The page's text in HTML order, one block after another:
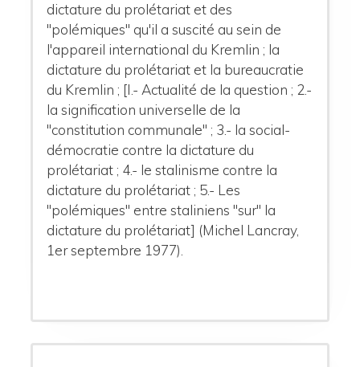
dictature du prolétariat et des
"polémiques" qu'il a suscité au sein de
l'appareil international du Kremlin ; la
dictature du prolétariat et la bureaucratie
du Kremlin ; [I.- Actualité de la question ; 2.-
la signification universelle de la
"constitution communale" ; 3.- la social-
démocratie contre la dictature du
prolétariat ; 4.- le stalinisme contre la
dictature du prolétariat ; 5.- Les
"polémiques" entre staliniens "sur" la
dictature du prolétariat] (Michel Lancray,
1er septembre 1977).